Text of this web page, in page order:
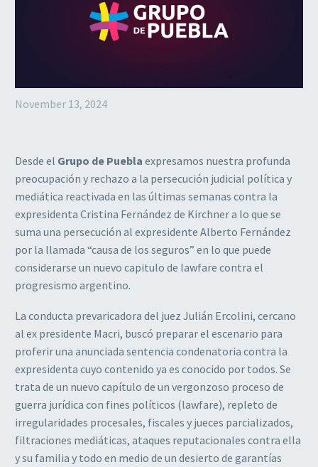
November 13, 2024
Desde el Grupo de Puebla expresamos nuestra profunda
preocupación y rechazo a la persecución judicial política y
mediática reactivada en las últimas semanas contra la
expresidenta Cristina Fernández de Kirchner a lo que se
suma una persecución al expresidente Alberto Fernández
por la llamada “causa de los seguros” en lo que puede
considerarse un nuevo capitulo de lawfare contra el
progresismo argentino.
La conducta prevaricadora del juez Julián Ercolini, cercano
al ex presidente Macri, buscó preparar el escenario para
proferir una anunciada sentencia condenatoria contra la
expresidenta cuyo contenido ya es conocido por todos. Se
trata de un nuevo capítulo de un vergonzoso proceso de
guerra jurídica con fines políticos (lawfare), repleto de
irregularidades procesales, fiscales y jueces parcializados,
filtraciones mediáticas, ataques reputacionales contra ella
y su familia y todo en medio de un desierto de garantías